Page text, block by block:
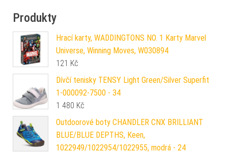
Produkty
Hrací karty, WADDINGTONS NO. 1 Karty Marvel
Universe, Winning Moves, W030894
121 Kč
Dívčí tenisky TENSY Light Green/Silver Superfit
1-000092-7500 - 34
1 480 Kč
Outdoorové boty CHANDLER CNX BRILLIANT
BLUE/BLUE DEPTHS, Keen,
1022949/1022954/1022955, modrá - 24